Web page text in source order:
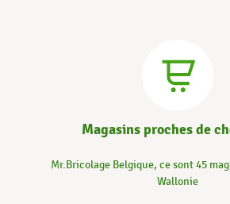
Magasins proches de
Mr.Bricolage Belgique, ce sont 45
Wallonie